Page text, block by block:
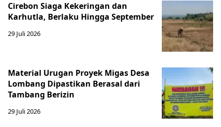
Cirebon Siaga Kekeringan dan
Karhutla, Berlaku Hingga September
29 Juli 2026
Material Urugan Proyek Migas Desa
Lombang Dipastikan Berasal dari
Tambang Berizin
29 Juli 2026